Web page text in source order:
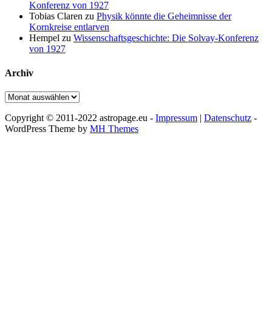
Konferenz von 1927
Tobias Claren zu Physik könnte die Geheimnisse der
Kornkreise entlarven
Hempel zu Wissenschaftsgeschichte: Die Solvay-Konferenz
von 1927
Archiv
Archiv
Copyright © 2011-2022 astropage.eu - Impressum | Datenschutz -
WordPress Theme by MH Themes